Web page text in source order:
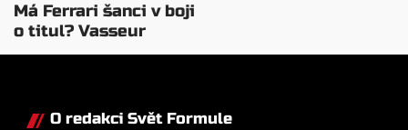
Má Ferrari šanci v boji
o titul? Vasseur
nesouhlasí
O redakci Svět Formule